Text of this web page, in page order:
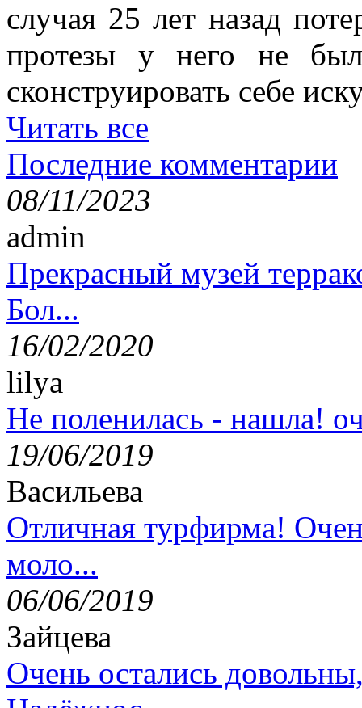
случая 25 лет назад
протезы у него не
сконструировать себе
Читать все
Последние комментарии
08/11/2023
admin
Прекрасный музей
Бол...
16/02/2020
lilya
Не поленилась - нашла!
19/06/2019
Васильева
Отличная турфирма!
моло...
06/06/2019
Зайцева
Очень остались